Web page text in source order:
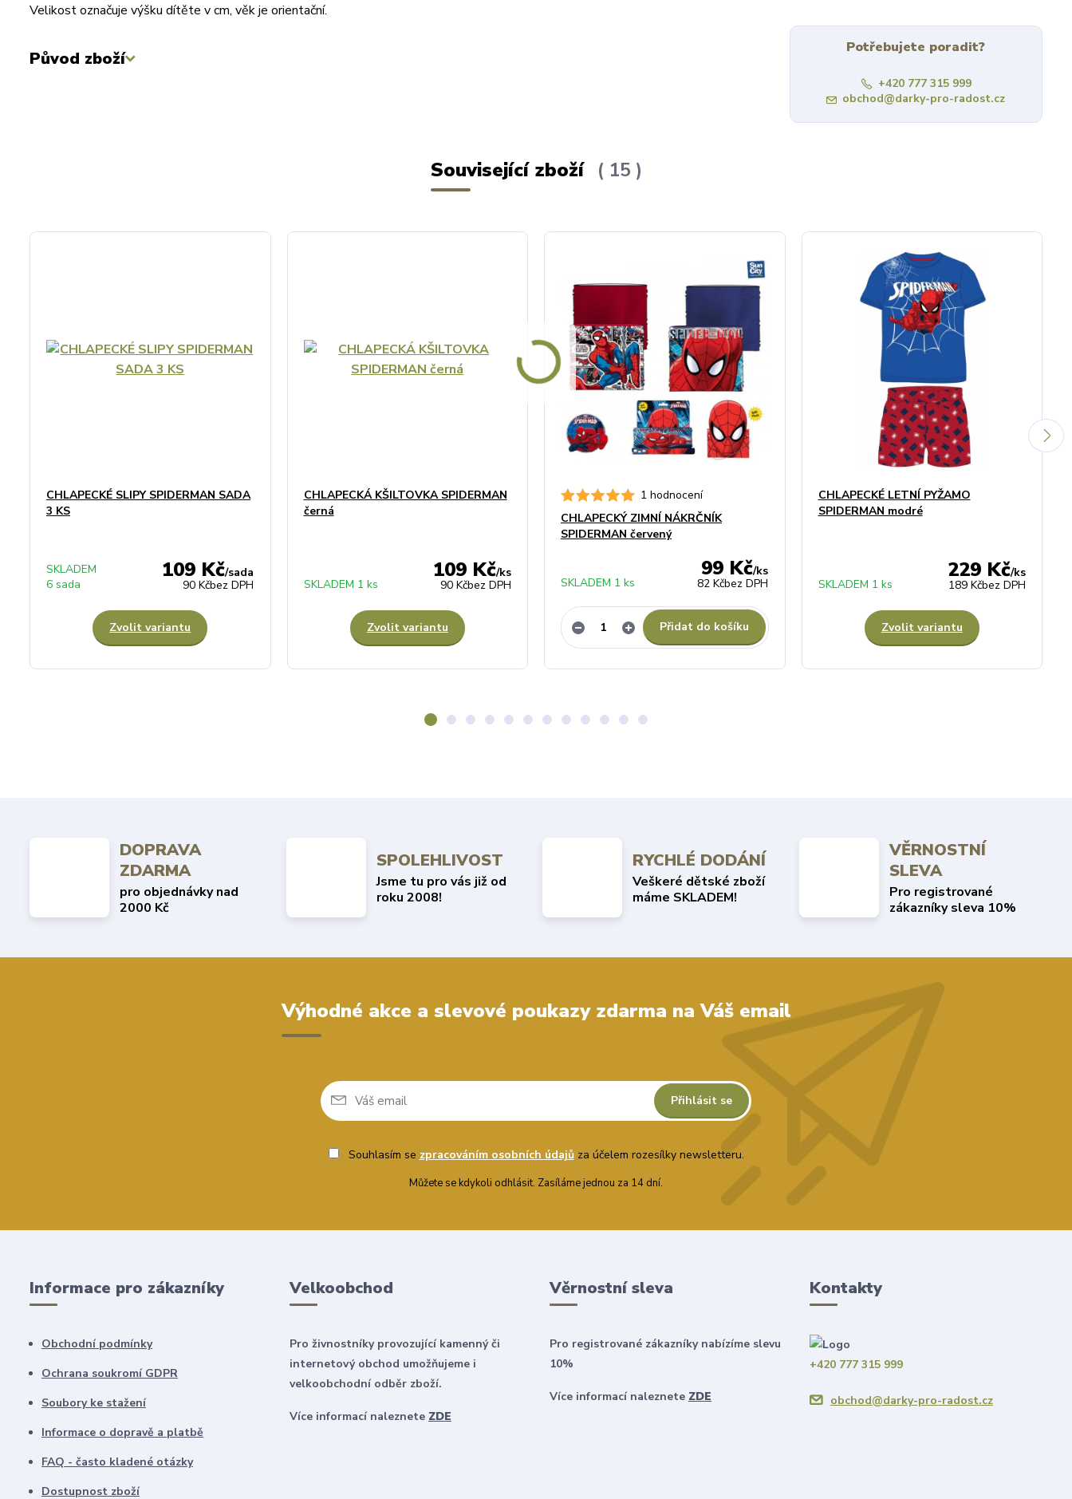
Velikost označuje výšku dítěte v cm, věk je orientační.
Původ zboží
Potřebujete poradit?
+420 777 315 999
obchod@darky-pro-radost.cz
Související zboží 15
CHLAPECKÉ SLIPY SPIDERMAN SADA
3 KS
109 Kč/sada
90 Kčbez DPH
SKLADEM
6 sada
Zvolit variantu
CHLAPECKÁ KŠILTOVKA SPIDERMAN
černá
109 Kč/ks
90 Kčbez DPH
SKLADEM 1 ks
Zvolit variantu
1 hodnocení
CHLAPECKÝ ZIMNÍ NÁKRČNÍK
SPIDERMAN červený
99 Kč/ks
82 Kčbez DPH
SKLADEM 1 ks
Přidat do košíku
CHLAPECKÉ LETNÍ PYŽAMO
SPIDERMAN modré
229 Kč/ks
189 Kčbez DPH
SKLADEM 1 ks
Zvolit variantu
DOPRAVA
ZDARMA
pro objednávky nad
2000 Kč
SPOLEHLIVOST
Jsme tu pro vás již od
roku 2008!
RYCHLÉ DODÁNÍ
Veškeré dětské zboží
máme SKLADEM!
VĚRNOSTNÍ
SLEVA
Pro registrované
zákazníky sleva 10%
Výhodné akce a slevové poukazy zdarma na Váš email
Přihlásit se
Souhlasím se zpracováním osobních údajůza účelem rozesílky newsletteru.
Můžete se kdykoli odhlásit. Zasíláme jednou za 14 dní.
Informace pro zákazníky
Obchodní podmínky
Ochrana soukromí GDPR
Soubory ke stažení
Informace o dopravě a platbě
FAQ - často kladené otázky
Dostupnost zboží
Velkoobchod
Pro živnostníky provozující kamenný či
internetový obchod umožňujeme i
velkoobchodní odběr zboží.
Více informací naleznete ZDE
Věrnostní sleva
Pro registrované zákazníky nabízíme slevu
10%
Více informací naleznete ZDE
Kontakty
+420 777 315 999
obchod@darky-pro-radost.cz